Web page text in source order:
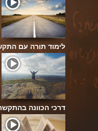
לימוד תורה עם
דרכי הכוונה